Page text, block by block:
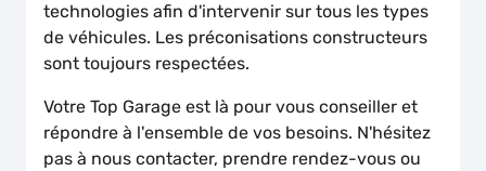
technologies afin d'intervenir sur tous les types
de véhicules. Les préconisations constructeurs
sont toujours respectées.
Votre Top Garage est là pour vous conseiller et
répondre à l'ensemble de vos besoins. N'hésitez
pas à nous contacter, prendre rendez-vous ou